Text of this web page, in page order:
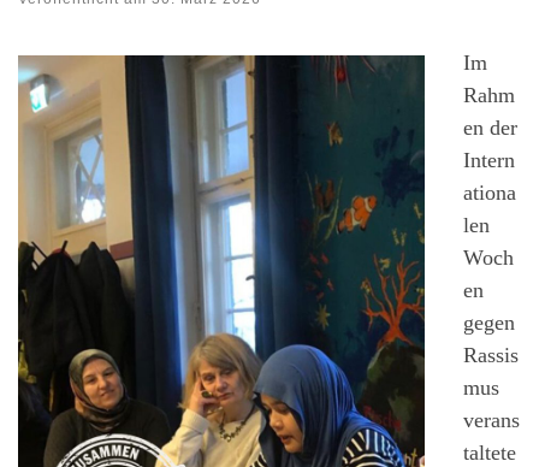
Im
Rahm
en der
Intern
ationa
len
Woch
en
gegen
Rassis
mus
verans
taltete